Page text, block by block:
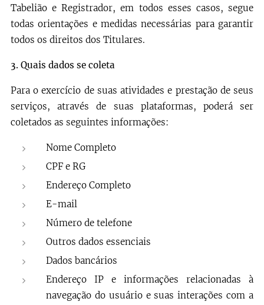
Tabelião e Registrador, em todos esses casos, segue
todas orientações e medidas necessárias para garantir
todos os direitos dos Titulares.
3. Quais dados se coleta
Para o exercício de suas atividades e prestação de seus
serviços, através de suas plataformas, poderá ser
coletados as seguintes informações:
Nome Completo
CPF e RG
Endereço Completo
E-mail
Número de telefone
Outros dados essenciais
Dados bancários
Endereço IP e informações relacionadas à
navegação do usuário e suas interações com a